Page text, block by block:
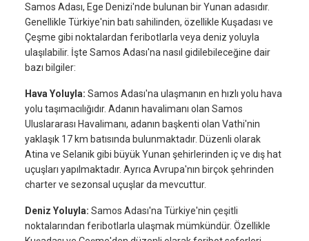
Samos Adası, Ege Denizi'nde bulunan bir Yunan adasıdır.
Genellikle Türkiye'nin batı sahilinden, özellikle Kuşadası ve
Çeşme gibi noktalardan feribotlarla veya deniz yoluyla
ulaşılabilir. İşte Samos Adası'na nasıl gidilebileceğine dair
bazı bilgiler:
Hava Yoluyla: Samos Adası'na ulaşmanın en hızlı yolu hava
yolu taşımacılığıdır. Adanın havalimanı olan Samos
Uluslararası Havalimanı, adanın başkenti olan Vathi'nin
yaklaşık 17 km batısında bulunmaktadır. Düzenli olarak
Atina ve Selanik gibi büyük Yunan şehirlerinden iç ve dış hat
uçuşları yapılmaktadır. Ayrıca Avrupa'nın birçok şehrinden
charter ve sezonsal uçuşlar da mevcuttur.
Deniz Yoluyla: Samos Adası'na Türkiye'nin çeşitli
noktalarından feribotlarla ulaşmak mümkündür. Özellikle